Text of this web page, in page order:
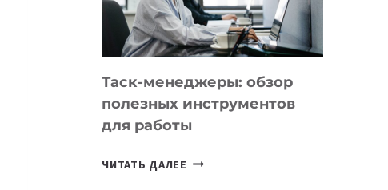
ИСКУССТВЕННОМУ
ИНТЕЛЛЕКТУ
Таск-менеджеры: обзор
полезных инструментов
для работы
ЧИТАТЬ ДАЛЕЕ ТАСК-